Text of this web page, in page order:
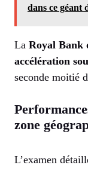
dans ce géant
La Royal Bank
accélération
seconde moitié
zone
L’examen